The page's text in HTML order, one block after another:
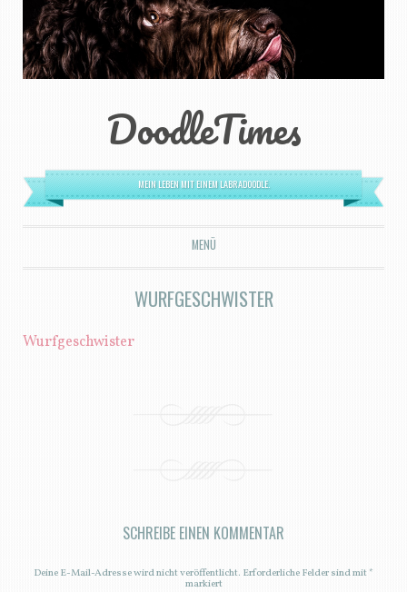
DoodleTimes
MEIN LEBEN MIT EINEM LABRADOODLE.
MENÜ
ZUM INHALT SPRINGEN
WURFGESCHWISTER
Wurfgeschwister
SCHREIBE EINEN KOMMENTAR
Deine E-Mail-Adresse wird nicht veröffentlicht. Erforderliche Felder sind mit*
markiert